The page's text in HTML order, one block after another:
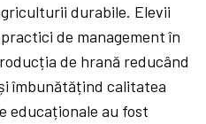
durabile. Elevii
de management în
de hrană reducând
îmbunătățind calitatea
educaționale au fost